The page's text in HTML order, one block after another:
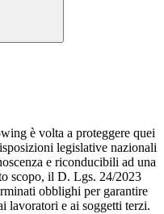
è volta a proteggere quei
legislative nazionali
e riconducibili ad una
scopo, il D. Lgs. 24/2023
obblighi per garantire
lavoratori e ai soggetti terzi.